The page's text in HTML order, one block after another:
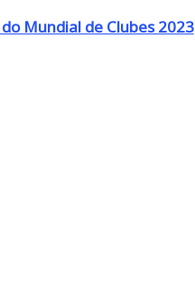
Mundial de Clubes 2023